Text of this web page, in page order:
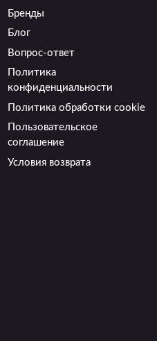
Бренды
Блог
Вопрос-ответ
Политика
конфиденциальности
Политика обработки cookie
Пользовательское
соглашение
Условия возврата